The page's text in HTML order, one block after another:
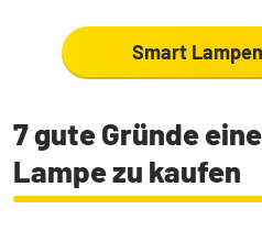
Smart
7 gute Gründe
Lampe zu kaufen